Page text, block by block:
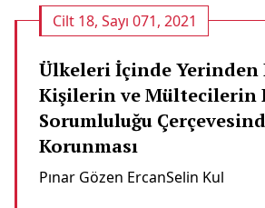
Cilt 18, Sayı 071, 2021
Ülkeleri İçinde Yerinden
Kişilerin ve Mültecilerin
Sorumluluğu
Korunması
Pınar Gözen ErcanSelin Kul